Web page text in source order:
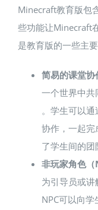
Minecraft教育版包
些功能让Minecraft
是教育版的一些主
简易的课堂协
一个世界中共
。学生可以
协作，一起
了学生间的团
非玩家角色（
为引导员或讲
NPC可以向